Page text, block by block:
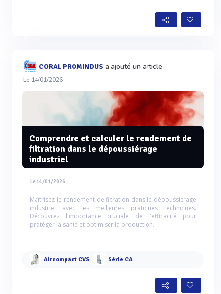
CORAL PROMINDUS a ajouté un article
Le 14/01/2026
Comprendre et calculer le rendement de
filtration dans le dépoussiérage
industriel
Le 14/01/2026
Maîtrisez le rendement de filtration dans le dépoussiérage
industriel avec les meilleures pratiques techniques.
Découvrez l'importance cruciale de l'efficacité pour
protéger la santé et optimiser la production.
Aircompact CVS Série CA